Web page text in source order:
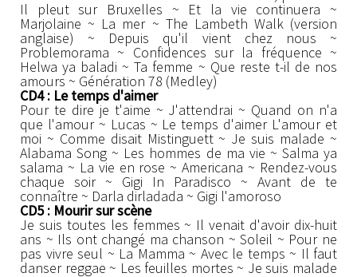
Il pleut sur Bruxelles ~ Et la vie continuera ~
Marjolaine ~ La mer ~ The Lambeth Walk (version
anglaise) ~ Depuis qu'il vient chez nous ~
Problemorama ~ Confidences sur la fréquence ~
Helwa ya baladi ~ Ta femme ~ Que reste t-il de nos
amours ~ Génération 78 (Medley)
CD4 : Le temps d'aimer
Pour te dire je t'aime ~ J'attendrai ~ Quand on n'a
que l'amour ~ Lucas ~ Le temps d'aimer L'amour et
moi ~ Comme disait Mistinguett ~ Je suis malade ~
Alabama Song ~ Les hommes de ma vie ~ Salma ya
salama ~ La vie en rose ~ Americana ~ Rendez-vous
chaque soir ~ Gigi In Paradisco ~ Avant de te
connaître ~ Darla dirladada ~ Gigi l'amoroso
CD5 : Mourir sur scène
Je suis toutes les femmes ~ Il venait d'avoir dix-huit
ans ~ Ils ont changé ma chanson ~ Soleil ~ Pour ne
pas vivre seul ~ La Mamma ~ Avec le temps ~ Il faut
danser reggae ~ Les feuilles mortes ~ Je suis malade